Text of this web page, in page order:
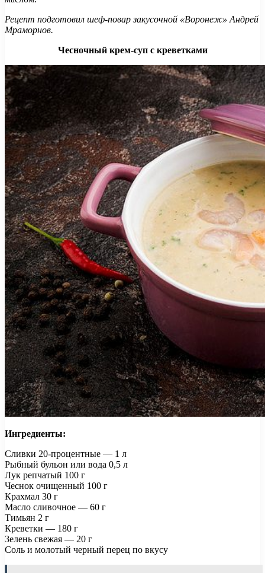
Рецепт подготовил шеф-повар закусочной «Воронеж» Андрей
Мраморнов.
Чесночный крем-суп с креветками
Ингредиенты:
Сливки 20-процентные — 1 л
Рыбный бульон или вода 0,5 л
Лук репчатый 100 г
Чеснок очищенный 100 г
Крахмал 30 г
Масло сливочное — 60 г
Тимьян 2 г
Креветки — 180 г
Зелень свежая — 20 г
Соль и молотый черный перец по вкусу